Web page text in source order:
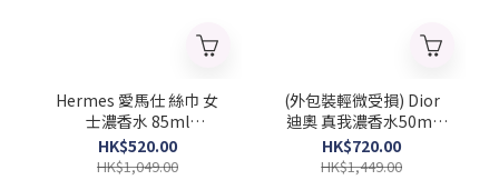
Hermes 愛馬仕 絲巾 女
士濃香水 85ml
(Barcode:
3346130010364)
HK$520.00
HK$1,049.00
(外包裝輕微受損) Dior
迪奧 真我濃香水50ml
(Barcode:
3348901738217-P)
HK$720.00
HK$1,449.00